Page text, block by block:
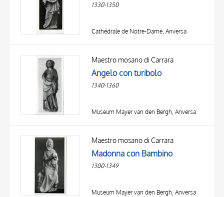
1330-1350
Cathédrale de Notre-Dame, Anversa
Maestro mosano di Carrara
Angelo con turibolo
1340-1360
Museum Mayer van den Bergh, Anversa
Maestro mosano di Carrara
Madonna con Bambino
1300-1349
Museum Mayer van den Bergh, Anversa